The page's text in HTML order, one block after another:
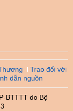
Trao đổi với
dẫn nguồn
BTTTT do Bộ